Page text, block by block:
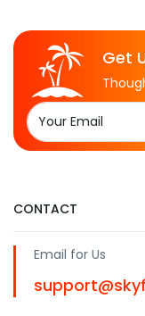
Get
CONTACT
Email for Us